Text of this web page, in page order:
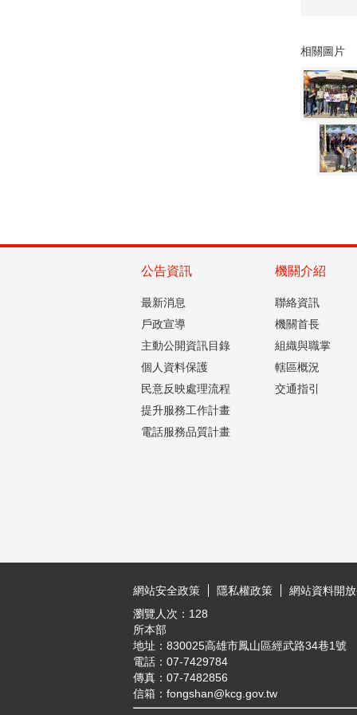
相關圖片
公告資訊
最新消息
戶政宣導
主動公開資訊目錄
個人資料保護
民意反映處理流程
提升服務工作計畫
電話服務品質計畫
機關介紹
聯絡資訊
機關首長
組織與職掌
轄區概況
交通指引
網站安全政策
隱私權政策
網站資料開
瀏覽人次： 128
所本部
地址：830025高雄市鳳山區經武路34巷1號
電話：07-7429784
傳真：07-7482856
信箱：fongshan@kcg.gov.tw